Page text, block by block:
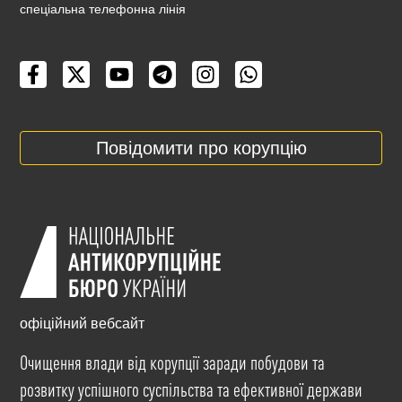
cпеціальна телефонна лінія
Повідомити про корупцію
офіційний вебсайт
Очищення влади від корупції заради побудови та
розвитку успішного суспільства та ефективної держави